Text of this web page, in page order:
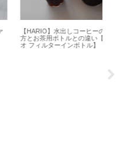
】水出しコーヒーの作り
お茶用ボトルとの違い【ハリ
フィルターインボトル】